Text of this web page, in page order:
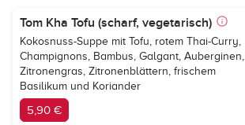
Tom Kha Tofu (scharf, vegetarisch)
Kokosnuss-Suppe mit Tofu, rotem Thai-Curry,
Champignons, Bambus, Galgant, Auberginen,
Zitronengras, Zitronenblättern, frischem
Basilikum und Koriander
5,90 €